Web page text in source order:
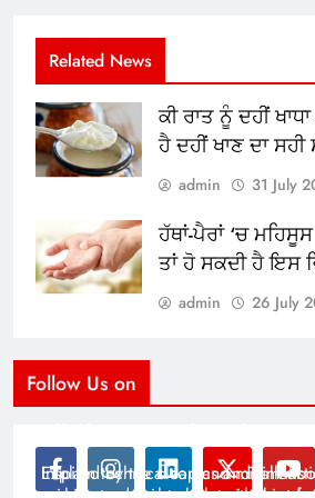
Related News
ਕੀ ਰਾਤ ਨੂੰ ਦਹੀਂ
ਹੈ ਦਹੀਂ ਖਾਣ ਦਾ ਸਹੀ
admin 31 July
ਹੱਥਾਂ-ਪੈਰਾਂ ‘ਚ
ਤਾਂ ਹੋ ਸਕਦੀ ਹੈ ਇਸ
admin 26 July
Follow Us on
Inspired by the clean and
Explain technical topics and talk